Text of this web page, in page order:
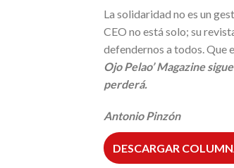
La solidaridad no es un
CEO no está solo; su
defendernos a todos. Que
Ojo Pelao’ Magazine
perderá.
Antonio Pinzón
DESCARGAR